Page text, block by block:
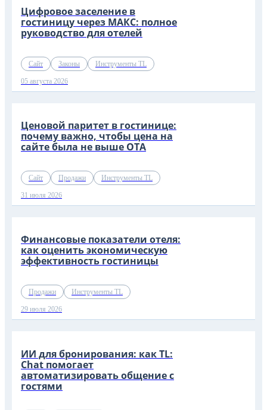
Цифровое заселение в
гостиницу через МАКС: полное
руководство для отелей
Сайт Законы Инструменты TL
05 августа 2026
Ценовой паритет в гостинице:
почему важно, чтобы цена на
сайте была не выше OTA
Сайт Продажи Инструменты TL
31 июля 2026
Финансовые показатели отеля:
как оценить экономическую
эффективность гостиницы
Продажи Инструменты TL
29 июля 2026
ИИ для бронирования: как TL:
Chat помогает
автоматизировать общение с
гостями